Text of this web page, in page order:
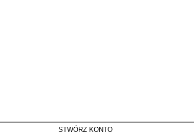
STWÓRZ KONTO